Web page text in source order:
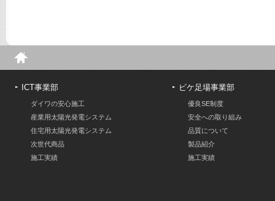
ICT事業部
ダイワの安心施工
産業用太陽光発電システム
住宅用太陽光発電システム
次世代商品
施工実績
ビケ足場事業部
優良SE制度
安全への取り組み
品質について
製品紹介
施工実績